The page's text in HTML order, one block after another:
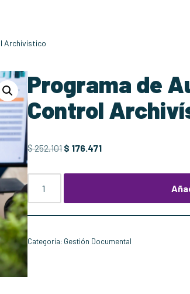
Archivístico
Programa de
Control
$252.101 $ 176.471
Categoría: Gestión Documental